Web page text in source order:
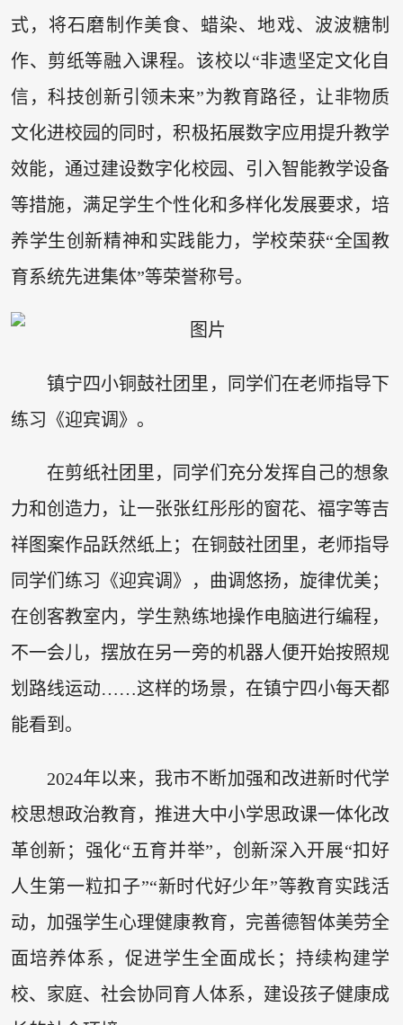
式，将石磨制作美食、蜡染、地戏、波波糖制
作、剪纸等融入课程。该校以“非遗坚定文化自
信，科技创新引领未来”为教育路径，让非物质
文化进校园的同时，积极拓展数字应用提升教学
效能，通过建设数字化校园、引入智能教学设备
等措施，满足学生个性化和多样化发展要求，培
养学生创新精神和实践能力，学校荣获“全国教
育系统先进集体”等荣誉称号。
镇宁四小铜鼓社团里，同学们在老师指导下
练习《迎宾调》。
在剪纸社团里，同学们充分发挥自己的想象
力和创造力，让一张张红彤彤的窗花、福字等吉
祥图案作品跃然纸上；在铜鼓社团里，老师指导
同学们练习《迎宾调》，曲调悠扬，旋律优美；
在创客教室内，学生熟练地操作电脑进行编程，
不一会儿，摆放在另一旁的机器人便开始按照规
划路线运动……这样的场景，在镇宁四小每天都
能看到。
2024年以来，我市不断加强和改进新时代学
校思想政治教育，推进大中小学思政课一体化改
革创新；强化“五育并举”，创新深入开展“扣好
人生第一粒扣子”“新时代好少年”等教育实践活
动，加强学生心理健康教育，完善德智体美劳全
面培养体系，促进学生全面成长；持续构建学
校、家庭、社会协同育人体系，建设孩子健康成